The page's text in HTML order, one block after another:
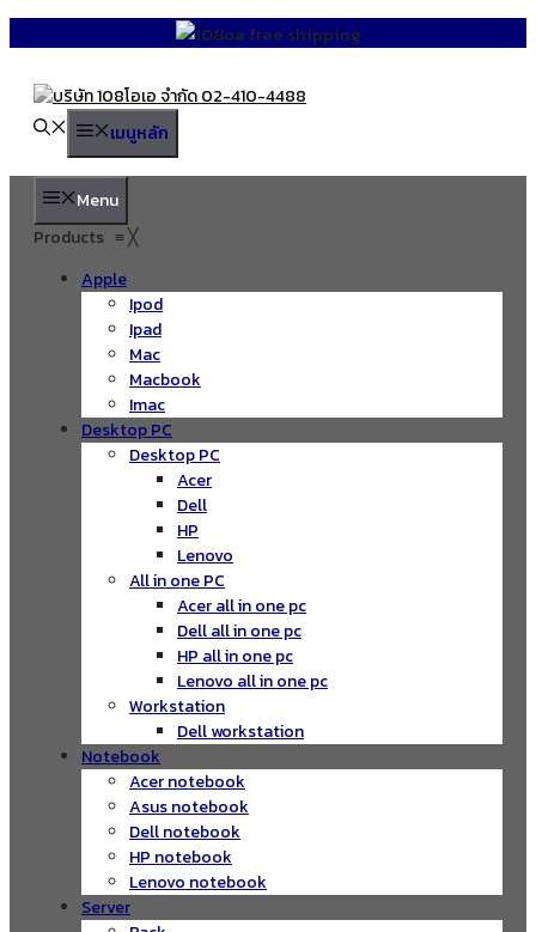
content
เมนูหลัก
Menu
Products ≡╳
Apple
Ipod
Ipad
Mac
Macbook
Imac
Desktop PC
Desktop PC
Acer
Dell
HP
Lenovo
All in one PC
Acer all in one pc
Dell all in one pc
HP all in one pc
Lenovo all in one pc
Workstation
Dell workstation
Notebook
Acer notebook
Asus notebook
Dell notebook
HP notebook
Lenovo notebook
Server